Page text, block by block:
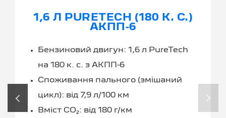
1,6 Л PURETECH (180 К. С.)
АКПП-6
Бензиновий двигун: 1,6 л PureTech
на 180 к. с. з АКПП-6
Споживання пального (змішаний
цикл): від 7,9 л/100 км
Вміст CO₂: від 180 г/км
‹ ›